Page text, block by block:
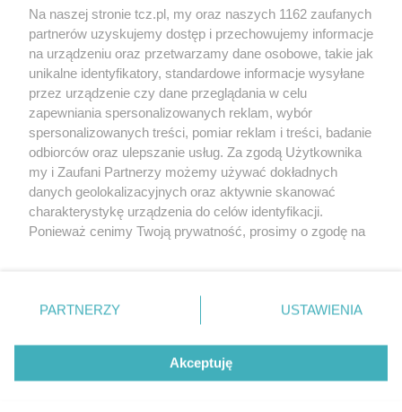
O FIRMIE POLITYKA PRYWATNOŚCI HOSTING
REKLAMA WSPÓŁPRACA RSS FACEBOOK KONTAKT
Nasze serwisy
Aktualności
Tcz24
Historia miasta
Muzyka i kultura
Archiwum wydarzeń
Zdjęcia miasta
Na naszej stronie tcz.pl, my oraz naszych 1162 zaufanych
partnerów uzyskujemy dostęp i przechowujemy informacje
na urządzeniu oraz przetwarzamy dane osobowe, takie jak
unikalne identyfikatory, standardowe informacje wysyłane
przez urządzenie czy dane przeglądania w celu
zapewniania spersonalizowanych reklam, wybór
spersonalizowanych treści, pomiar reklam i treści, badanie
odbiorców oraz ulepszanie usług. Za zgodą Użytkownika
my i Zaufani Partnerzy możemy używać dokładnych
danych geolokalizacyjnych oraz aktywnie skanować
charakterystykę urządzenia do celów identyfikacji.
Ponieważ cenimy Twoją prywatność, prosimy o zgodę na
znajdujący się w lewym dolnym rogu strony
. Niektóre
przetwarzaniu. Preferencje będą miały zastosowania tylko
PARTNERZY USTAWIENIA
Akceptuję